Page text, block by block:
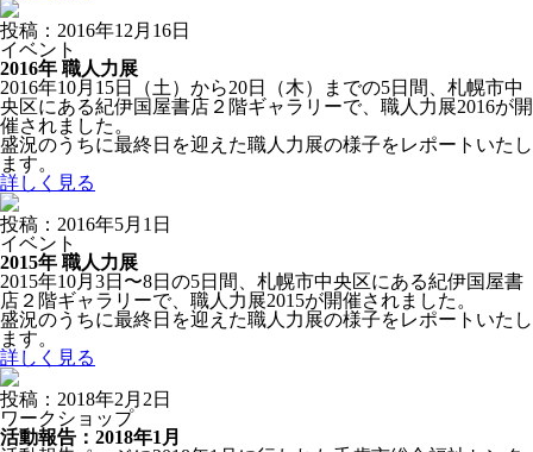
投稿：2016年12月16日
イベント
2016年 職人力展
2016年10月15日（土）から20日（木）までの5日間、札幌市中
央区にある紀伊国屋書店２階ギャラリーで、職人力展2016が開
催されました。
盛況のうちに最終日を迎えた職人力展の様子をレポートいたし
ます。
詳しく見る
投稿：2016年5月1日
イベント
2015年 職人力展
2015年10月3日〜8日の5日間、札幌市中央区にある紀伊国屋書
店２階ギャラリーで、職人力展2015が開催されました。
盛況のうちに最終日を迎えた職人力展の様子をレポートいたし
ます。
詳しく見る
投稿：2018年2月2日
ワークショップ
活動報告：2018年1月